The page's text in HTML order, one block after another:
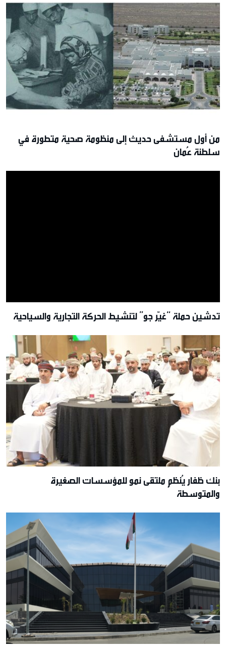
من أول مستشفى حديث إلى منظومة صحية متطورة في
سلطنة عُمان
تدشين حملة “غيّر جو” لتنشيط الحركة التجارية والسياحية
بنك ظفار يُنظم ملتقى نمو للمؤسسات الصغيرة
والمتوسطة